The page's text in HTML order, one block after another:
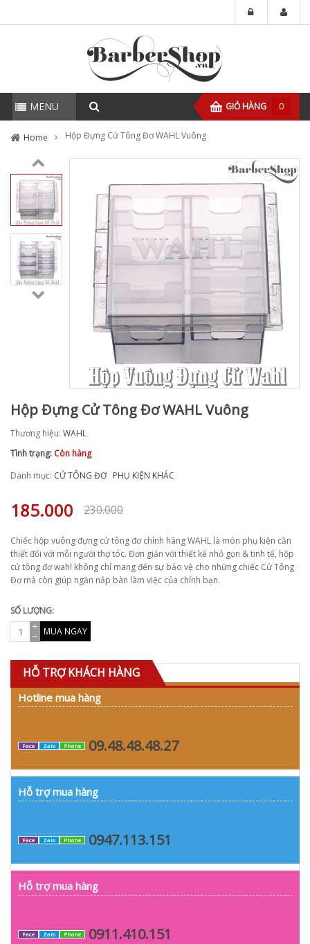
MENU GIỎ HÀNG 0
Home Hộp Đựng Cử Tông Đơ WAHL Vuông
Hộp Đựng Cử Tông Đơ WAHL Vuông
Thương hiệu: WAHL
Tình trạng: Còn hàng
Danh mục: CỬ TÔNG ĐƠ PHỤ KIỆN KHÁC
230.000
185.000
Chiếc hộp vuông đựng cử tông đơ chính hãng WAHL là món phụ kiện cần
thiết đối với mỗi người thợ tóc. Đơn giản với thiết kế nhỏ gọn & tinh tế, hộp
cử tông đơ wahl không chỉ mang đến sự bảo vệ cho những chiếc Cử Tông
Đơ mà còn giúp ngăn nắp bàn làm việc của chính bạn.
SỐ LƯỢNG:
MUA NGAY
HỖ TRỢ KHÁCH HÀNG
Hotline mua hàng
Face Zalo Phone 09.48.48.48.27
Hỗ trợ mua hàng
Face Zalo Phone 0947.113.151
Hỗ trợ mua hàng
Face Zalo Phone 0911.410.151